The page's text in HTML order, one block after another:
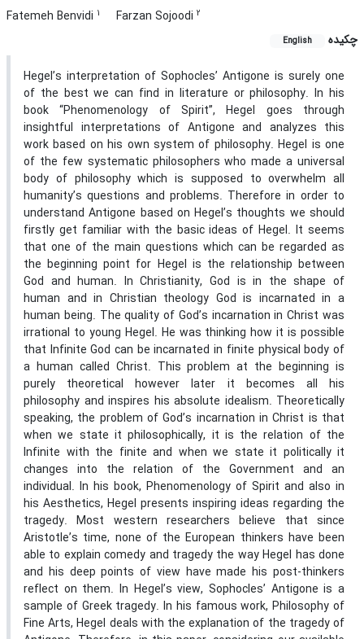
Fatemeh Benvidi 1 Farzan Sojoodi 2
چکیده English
Hegel’s interpretation of Sophocles’ Antigone is surely one
of the best we can find in literature or philosophy. In his
book “Phenomenology of Spirit”, Hegel goes through
insightful interpretations of Antigone and analyzes this
work based on his own system of philosophy. Hegel is one
of the few systematic philosophers who made a universal
body of philosophy which is supposed to overwhelm all
humanity’s questions and problems. Therefore in order to
understand Antigone based on Hegel’s thoughts we should
firstly get familiar with the basic ideas of Hegel. It seems
that one of the main questions which can be regarded as
the beginning point for Hegel is the relationship between
God and human. In Christianity, God is in the shape of
human and in Christian theology God is incarnated in a
human being. The quality of God’s incarnation in Christ was
irrational to young Hegel. He was thinking how it is possible
that Infinite God can be incarnated in finite physical body of
a human called Christ. This problem at the beginning is
purely theoretical however later it becomes all his
philosophy and inspires his absolute idealism. Theoretically
speaking, the problem of God’s incarnation in Christ is that
when we state it philosophically, it is the relation of the
Infinite with the finite and when we state it politically it
changes into the relation of the Government and an
individual. In his book, Phenomenology of Spirit and also in
his Aesthetics, Hegel presents inspiring ideas regarding the
tragedy. Most western researchers believe that since
Aristotle’s time, none of the European thinkers have been
able to explain comedy and tragedy the way Hegel has done
and his deep points of view have made his post-thinkers
reflect on them. In Hegel’s view, Sophocles’ Antigone is a
sample of Greek tragedy. In his famous work, Philosophy of
Fine Arts, Hegel deals with the explanation of the tragedy of